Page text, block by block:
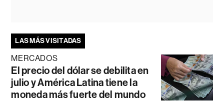
LAS MÁS VISITADAS
MERCADOS
El precio del dólar se debilita en
julio y América Latina tiene la
moneda más fuerte del mundo